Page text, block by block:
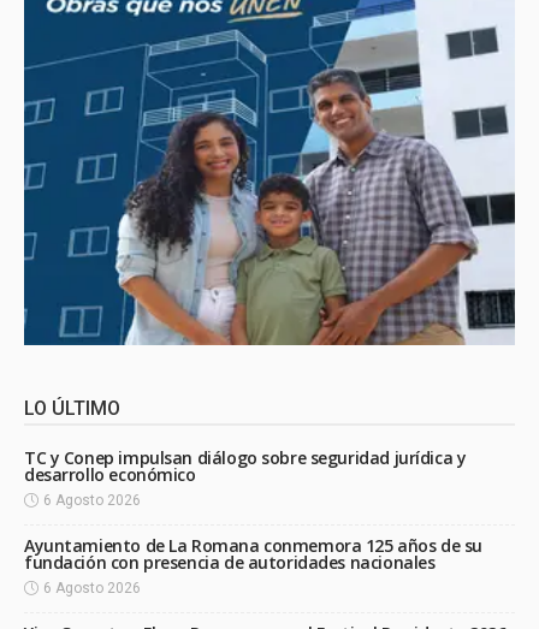
LO ÚLTIMO
TC y Conep impulsan diálogo sobre seguridad jurídica y
desarrollo económico
6 Agosto 2026
Ayuntamiento de La Romana conmemora 125 años de su
fundación con presencia de autoridades nacionales
6 Agosto 2026